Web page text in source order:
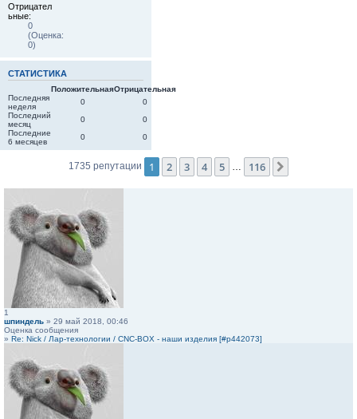
Отрицател
ьные:
0
(Оценка:
0)
СТАТИСТИКА
ПоложительнаяОтрицательная
Последняя
неделя
0
0
Последний
месяц
0
0
Последние
6 месяцев
0 0
1735 репутации 1 2 3 4 5 … 116
1
шпиндель » 29 май 2018, 00:46
Оценка сообщения
» Re: Nick / Лар-технологии / CNC-BOX - наши изделия [#p442073]